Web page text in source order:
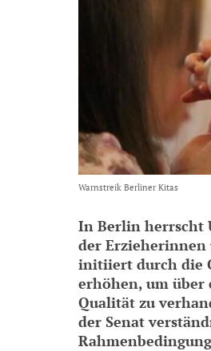
Warnstreik Berliner Kitas
In Berlin herrscht
der Erzieherinnen
initiiert durch die
erhöhen, um über
Qualität zu
der Senat